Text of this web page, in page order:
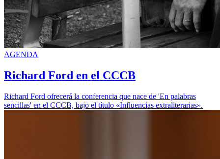
AGENDA
Richard Ford en el CCCB
Richard Ford ofrecerá la conferencia que nace de 'En palabras
sencillas' en el CCCB, bajo el título «Influencias extraliterarias».